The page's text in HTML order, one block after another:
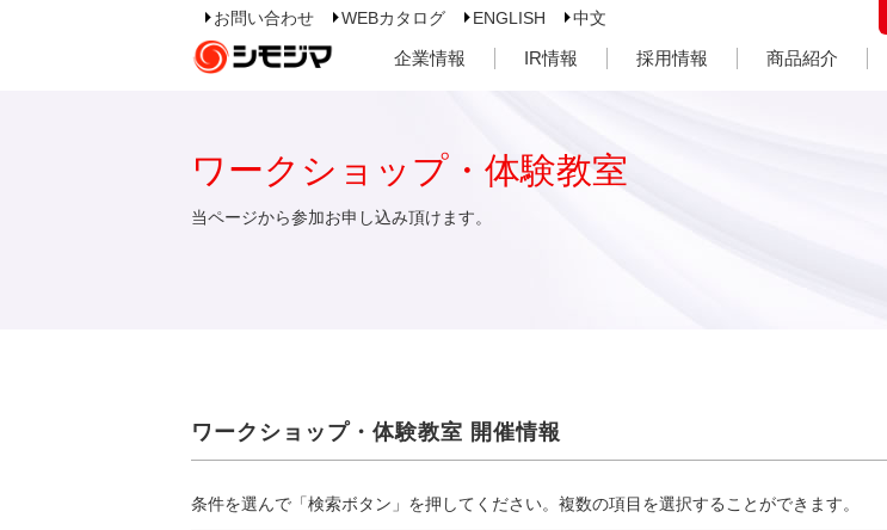
お問い合わせ WEBカタログ ENGLISH 中文
企業情報 IR情報 採用情報 商品紹介
ワークショップ・体験教室
当ページから参加お申し込み頂けます。
ワークショップ・体験教室 開催情報
条件を選んで「検索ボタン」を押してください。複数の項目を選択することができます。